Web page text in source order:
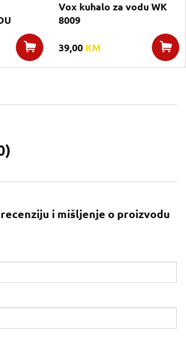
Vox kuhalo za vodu WK
8009
39,00 KM
)
i mišljenje o proizvodu